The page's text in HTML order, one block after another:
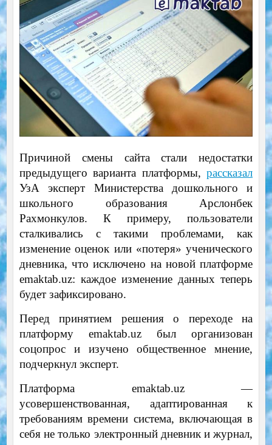
Причиной смены сайта стали недостатки
предыдущего варианта платформы,рассказал
УзА эксперт Министерства дошкольного и
школьного образования Арслонбек
Рахмонкулов. К примеру, пользователи
сталкивались с такими проблемами, как
изменение оценок или «потеря» ученического
дневника, что исключено на новой платформе
emaktab.uz: каждое изменение данных теперь
будет зафиксировано.
Перед принятием решения о переходе на
платформу emaktab.uz был организован
соцопрос и изучено общественное мнение,
подчеркнул эксперт.
Платформа emaktab.uz —
усовершенствованная, адаптированная к
требованиям времени система, включающая в
себя не только электронный дневник и журнал,